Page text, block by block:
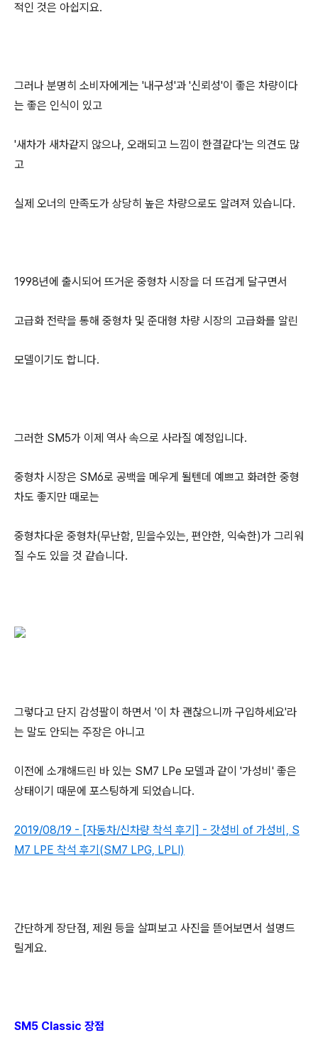
적인 것은 아쉽지요.
그러나 분명히 소비자에게는 '내구성'과 '신뢰성'이 좋은 차량이다
는 좋은 인식이 있고
'새차가 새차같지 않으나, 오래되고 느낌이 한결같다'는 의견도 많
고
실제 오너의 만족도가 상당히 높은 차량으로도 알려져 있습니다.
1998년에 출시되어 뜨거운 중형차 시장을 더 뜨겁게 달구면서
고급화 전략을 통해 중형차 및 준대형 차량 시장의 고급화를 알린
모델이기도 합니다.
그러한 SM5가 이제 역사 속으로 사라질 예정입니다.
중형차 시장은 SM6로 공백을 메우게 될텐데 예쁘고 화려한 중형
차도 좋지만 때로는
중형차다운 중형차(무난함, 믿을수있는, 편안한, 익숙한)가 그리워
질 수도 있을 것 같습니다.
그렇다고 단지 감성팔이 하면서 '이 차 괜찮으니까 구입하세요'라
는 말도 안되는 주장은 아니고
이전에 소개해드린 바 있는 SM7 LPe 모델과 같이 '가성비' 좋은
상태이기 때문에 포스팅하게 되었습니다.
2019/08/19 - [자동차/신차량 착석 후기] - 갓성비 of 가성비, S
M7 LPE 착석 후기(SM7 LPG, LPLI)
간단하게 장단점, 제원 등을 살펴보고 사진을 뜯어보면서 설명드
릴게요.
SM5 Classic 장점